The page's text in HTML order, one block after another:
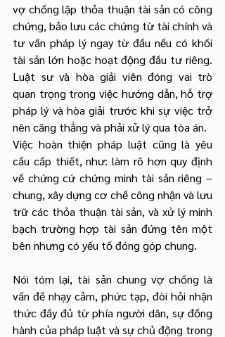
vợ chồng lập thỏa thuận tài sản có công
chứng, bảo lưu các chứng từ tài chính và
tư vấn pháp lý ngay từ đầu nếu có khối
tài sản lớn hoặc hoạt động đầu tư riêng.
Luật sư và hòa giải viên đóng vai trò
quan trọng trong việc hướng dẫn, hỗ trợ
pháp lý và hòa giải trước khi sự việc trở
nên căng thẳng và phải xử lý qua tòa án.
Việc hoàn thiện pháp luật cũng là yêu
cầu cấp thiết, như: làm rõ hơn quy định
về chứng cứ chứng minh tài sản riêng –
chung, xây dựng cơ chế công nhận và lưu
trữ các thỏa thuận tài sản, và xử lý minh
bạch trường hợp tài sản đứng tên một
bên nhưng có yếu tố đóng góp chung.
Nói tóm lại, tài sản chung vợ chồng là
vấn đề nhạy cảm, phức tạp, đòi hỏi nhận
thức đầy đủ từ phía người dân, sự đồng
hành của pháp luật và sự chủ động trong